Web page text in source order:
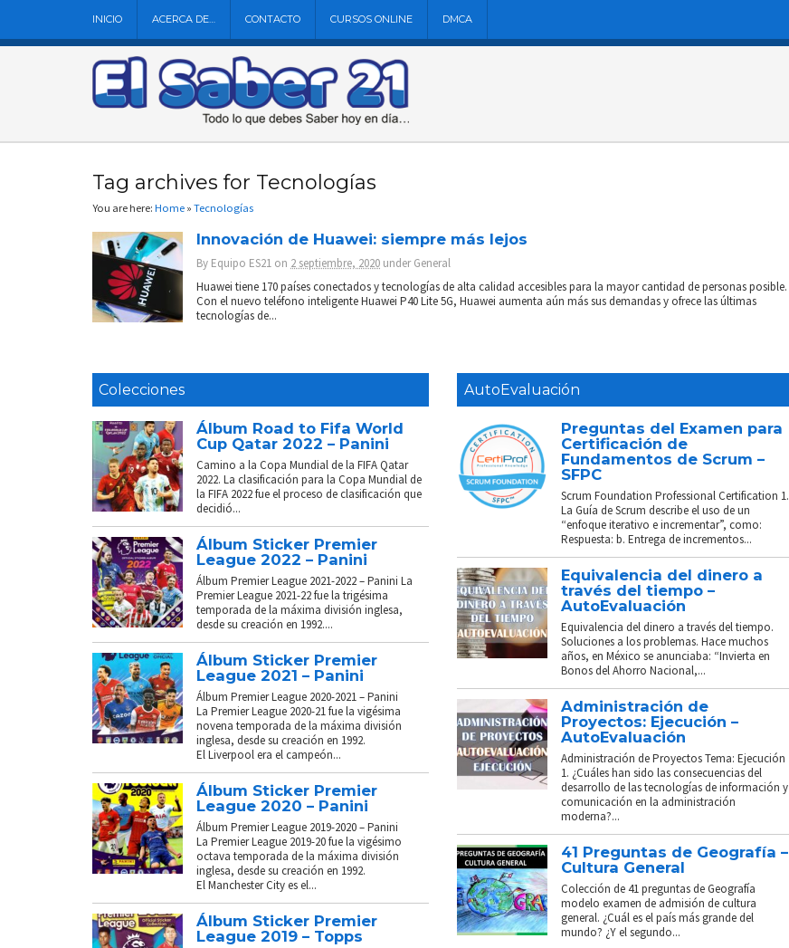
INICIO ACERCA DE… CONTACTO CURSOS ONLINE DMCA
Tag archives for Tecnologías
You are here: Home » Tecnologías
Innovación de Huawei: siempre más lejos
By Equipo ES21 on 2 septiembre, 2020 underGeneral
Huawei tiene 170 países conectados y tecnologías de alta calidad accesibles para la mayor cantidad de personas posible.
Con el nuevo teléfono inteligente Huawei P40 Lite 5G, Huawei aumenta aún más sus demandas y ofrece las últimas
tecnologías de...
Colecciones
Álbum Road to Fifa World
Cup Qatar 2022 – Panini
Camino a la Copa Mundial de la FIFA Qatar
2022. La clasificación para la Copa Mundial de
la FIFA 2022 fue el proceso de clasificación que
decidió...
Álbum Sticker Premier
League 2022 – Panini
Álbum Premier League 2021-2022 – Panini La
Premier League 2021-22 fue la trigésima
temporada de la máxima división inglesa,
desde su creación en 1992....
Álbum Sticker Premier
League 2021 – Panini
Álbum Premier League 2020-2021 – Panini
La Premier League 2020-21 fue la vigésima
novena temporada de la máxima división
inglesa, desde su creación en 1992.
El Liverpool era el campeón...
Álbum Sticker Premier
League 2020 – Panini
Álbum Premier League 2019-2020 – Panini
La Premier League 2019-20 fue la vigésimo
octava temporada de la máxima división
inglesa, desde su creación en 1992.
El Manchester City es el...
Álbum Sticker Premier
League 2019 – Topps
AutoEvaluación
Preguntas del Examen para
Certificación de
Fundamentos de Scrum –
SFPC
Scrum Foundation Professional Certification 1.
La Guía de Scrum describe el uso de un
“enfoque iterativo e incrementar”, como:
Respuesta: b. Entrega de incrementos...
Equivalencia del dinero a
través del tiempo –
AutoEvaluación
Equivalencia del dinero a través del tiempo.
Soluciones a los problemas. Hace muchos
años, en México se anunciaba: “Invierta en
Bonos del Ahorro Nacional,...
Administración de
Proyectos: Ejecución –
AutoEvaluación
Administración de Proyectos Tema: Ejecución
1. ¿Cuáles han sido las consecuencias del
desarrollo de las tecnologías de información y
comunicación en la administración
moderna?...
41 Preguntas de Geografía –
Cultura General
Colección de 41 preguntas de Geografía
modelo examen de admisión de cultura
general. ¿Cuál es el país más grande del
mundo? ¿Y el segundo...